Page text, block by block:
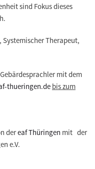
sind Fokus dieses
Systemischer Therapeut,
mit dem
thueringen.de bis zum
dereaf Thüringen mit der
e.V.